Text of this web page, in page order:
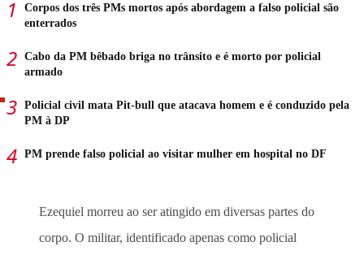
Corpos dos três PMs mortos após abordagem a falso policial são
enterrados
Cabo da PM bêbado briga no trânsito e é morto por policial
armado
Policial civil mata Pit-bull que atacava homem e é conduzido pela
PM à DP
PM prende falso policial ao visitar mulher em hospital no DF
Ezequiel morreu ao ser atingido em diversas partes do
corpo. O militar, identificado apenas como policial